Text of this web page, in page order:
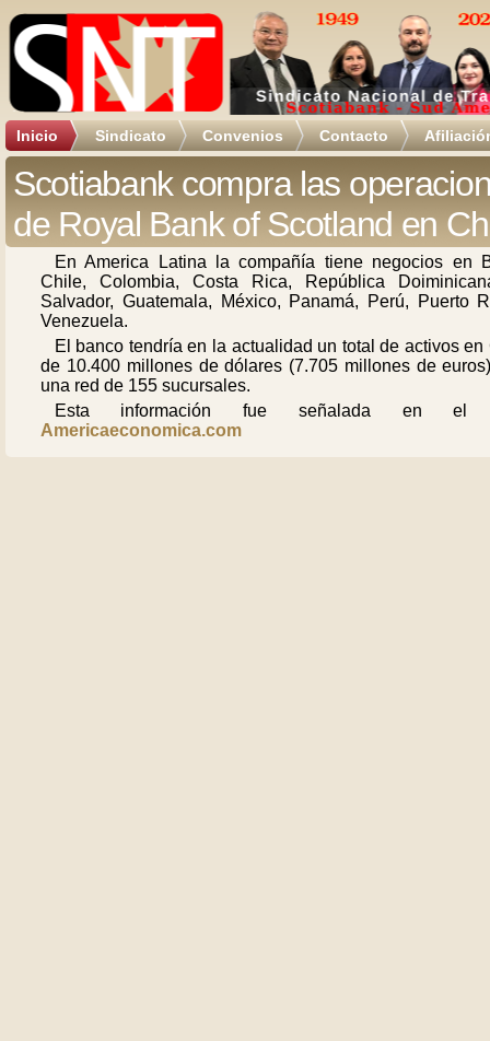
Inicio Sindicato Convenios Contacto
Scotiabank compra las
de Royal Bank of Scotland en
En America Latina la compañía tiene negocios en
Chile, Colombia, Costa Rica, República
Salvador, Guatemala, México, Panamá, Perú, Puerto
Venezuela.
El banco tendría en la actualidad un total de activos en
de 10.400 millones de dólares (7.705 millones de
una red de 155 sucursales.
Esta información fue señalada en el
Americaeconomica.com